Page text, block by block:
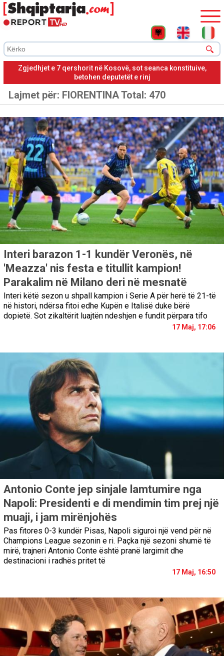
Albin Kurti nuk propozon kandidat për kryetar parlamenti: Duam
kohë për bisedime për presidentin
Lajmet për: FIORENTINATotal: 470
Interi barazon 1-1 kundër Veronës, në
'Meazza' nis festa e titullit kampion!
Parakalim në Milano deri në mesnatë
Interi këtë sezon u shpall kampion i Serie A për herë të 21-të
në histori, ndërsa fitoi edhe Kupën e Italisë duke bërë
dopietë. Sot zikaltërit luajtën ndeshjen e fundit përpara tifo
17 Maj, 17:06
Antonio Conte jep sinjale lamtumire nga
Napoli: Presidenti e di mendimin tim prej një
muaji, i jam mirënjohës
Pas fitores 0-3 kundër Pisas, Napoli siguroi një vend për në
Champions League sezonin e ri. Paçka një sezoni shumë të
mirë, trajneri Antonio Conte është pranë largimit dhe
destinacioni i radhës pritet të
17 Maj, 16:50